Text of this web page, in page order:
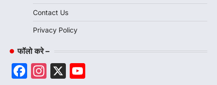
Contact Us
Privacy Policy
फॉलो करे –
Facebook
Instagram
X